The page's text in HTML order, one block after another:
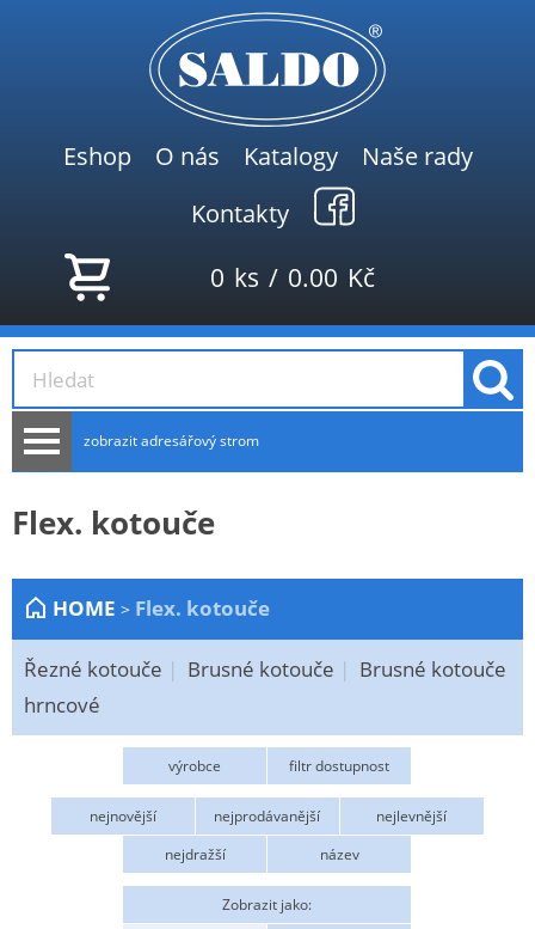
Eshop O nás Katalogy
Naše rady
Kontakty
0 ks / 0.00 Kč
zobrazit adresářový strom
NOVINKY
Plachty
Žebříky a schůdky
Stavební míchačky
NÁDOBY
Kemping
NÁBYTEK - spojovací materiál a příslušenství
Ploty a pletiva
Úložné boxy na nářadí
Flex. kotouče
HOME > Flex. kotouče
Řezné kotouče Brusné kotouče
Brusné kotouče
hrncové
výrobce filtr dostupnost
ABRASIV
FLEXOVIT
KLINGSPOR
KLONGSPOR
Madal Bal
TYROLIT
3M
Skladem
nejnovější nejprodávanější
nejlevnější
nejdražší
název
Zobrazit jako: